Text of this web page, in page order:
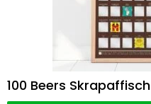
100 Beers Skrapaffisch